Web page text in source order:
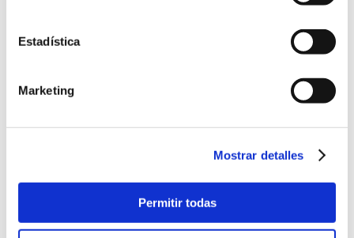
Estadística
Marketing
Mostrar detalles
Permitir todas